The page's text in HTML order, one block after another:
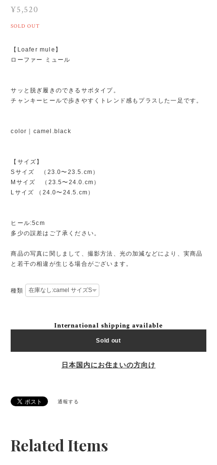
¥5,520
SOLD OUT
【Loafer mule】
ローファー ミュール
サッと脱ぎ履きのできるサボタイプ。
チャンキーヒールで歩きやすくトレンド感もプラスした一足です。
color｜camel.black
【サイズ】
Sサイズ （23.0〜23.5.cm）
Mサイズ （23.5〜24.0.cm）
Lサイズ （24.0〜24.5.cm）
ヒール:5cm
多少の誤差はご了承ください。
商品の写真に関しまして、撮影方法、光の加減などにより、実商品
と若干の相違が生じる場合がございます。
種類
International shipping available
Sold out
日本国内にお住まいの方向け
通報する
Related Items